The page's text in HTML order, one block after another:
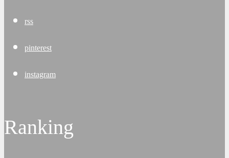
rss
pinterest
instagram
Ranking